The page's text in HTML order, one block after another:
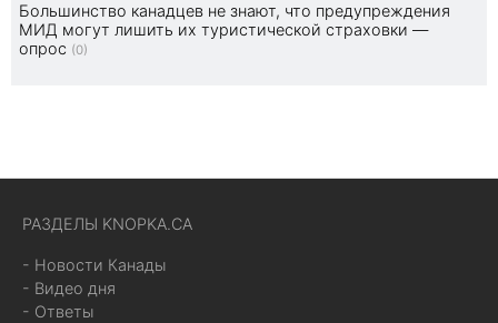
Большинство канадцев не знают, что предупреждения
МИД могут лишить их туристической страховки —
опрос (0)
РАЗДЕЛЫ KNOPKA.CA
- Новости Канады
- Видео дня
- Ответы